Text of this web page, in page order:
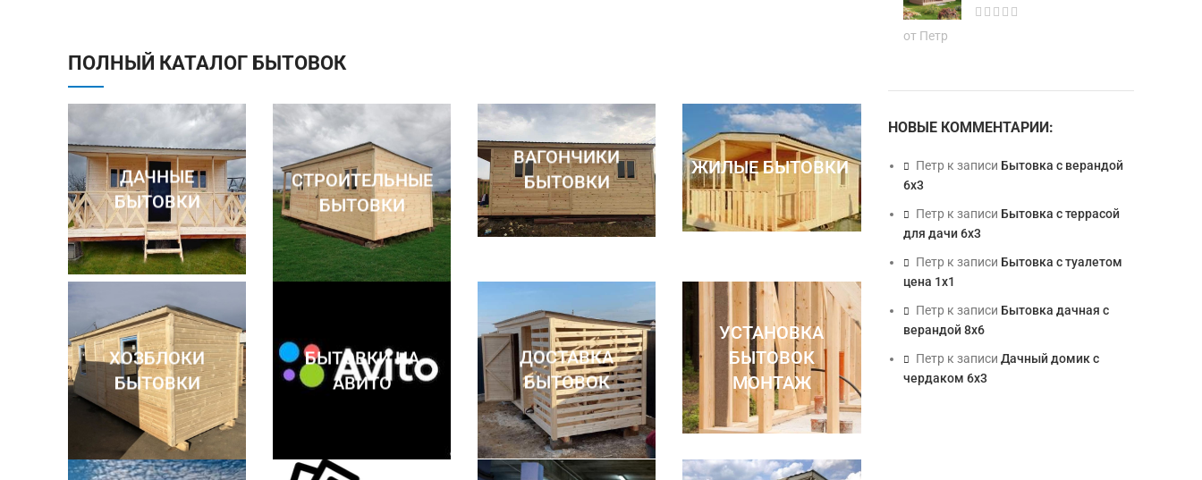
ПОЛНЫЙ КАТАЛОГ БЫТОВОК
ДАЧНЫЕ
БЫТОВКИ
СТРОИТЕЛЬНЫЕ
БЫТОВКИ
ВАГОНЧИКИ
БЫТОВКИ
ЖИЛЫЕ БЫТОВКИ
ХОЗБЛОКИ
БЫТОВКИ
БЫТОВКИ НА
АВИТО
ДОСТАВКА
БЫТОВОК
УСТАНОВКА
БЫТОВОК
МОНТАЖ
от Петр
НОВЫЕ КОММЕНТАРИИ:
Петр к записи Бытовка с верандой
6х3
Петр к записи Бытовка с террасой
для дачи 6х3
Петр к записи Бытовка с туалетом
цена 1х1
Петр к записи Бытовка дачная с
верандой 8х6
Петр к записи Дачный домик с
чердаком 6х3